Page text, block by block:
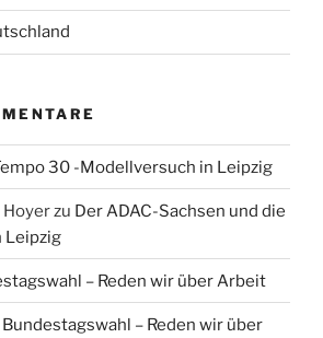
30 -Modellversuch in Leipzig
Hoyerzu Der ADAC-Sachsen und die
Leipzig
– Reden wir über Arbeit
Bundestagswahl – Reden wir über